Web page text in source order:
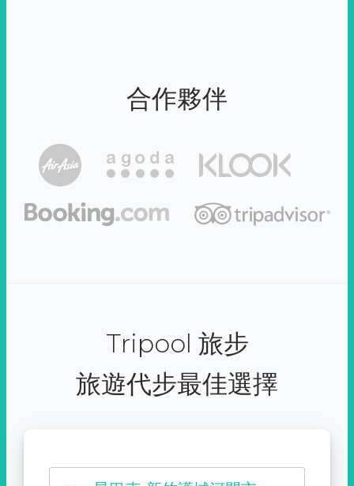
合作夥伴
Tripool 旅步
旅遊代步最佳選擇